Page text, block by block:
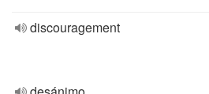
discouragement